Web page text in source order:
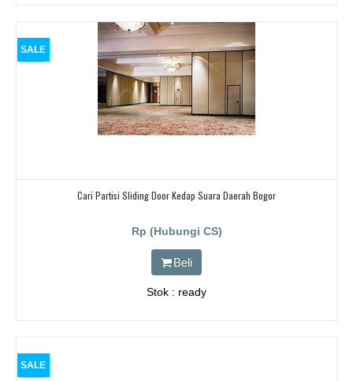
SALE
Cari Partisi Sliding Door Kedap Suara Daerah Bogor
Rp (Hubungi CS)
Beli
Stok : ready
SALE